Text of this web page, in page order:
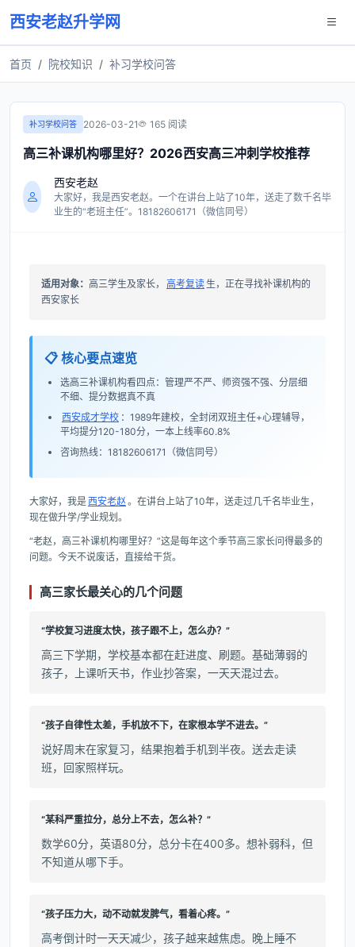
西安老赵升学网
首页 院校知识 补习学校问答
补习学校问答 2026-03-21 165 阅读
高三补课机构哪里好？2026西安高三冲刺学校推荐
西安老赵
大家好，我是西安老赵。一个在讲台上站了10年，送走了数千名毕
业生的“老班主任”。18182606171（微信同号）
适用对象： 高三学生及家长， 高考复读 生，正在寻找补课机构的
西安家长
📋 核心要点速览
选高三补课机构看四点：管理严不严、师资强不强、分层细
不细、提分数据真不真
西安成才学校 ：1989年建校，全封闭双班主任+心理辅导，
平均提分120-180分，一本上线率60.8%
咨询热线：18182606171（微信同号）
大家好，我是西安老赵 。在讲台上站了10年，送走过几千名毕业生，
现在做升学/学业规划。
“老赵，高三补课机构哪里好？”这是每年这个季节高三家长问得最多的
问题。今天不说废话，直接给干货。
高三家长最关心的几个问题
“学校复习进度太快，孩子跟不上，怎么办？”
高三下学期，学校基本都在赶进度、刷题。基础薄弱的
孩子，上课听天书，作业抄答案，一天天混过去。
“孩子自律性太差，手机放不下，在家根本学不进去。”
说好周末在家复习，结果抱着手机到半夜。送去走读
班，回家照样玩。
“某科严重拉分，总分上不去，怎么补？”
数学60分，英语80分，总分卡在400多。想补弱科，但
不知道从哪下手。
“孩子压力大，动不动就发脾气，看着心疼。”
高考倒计时一天天减少，孩子越来越焦虑。晚上睡不